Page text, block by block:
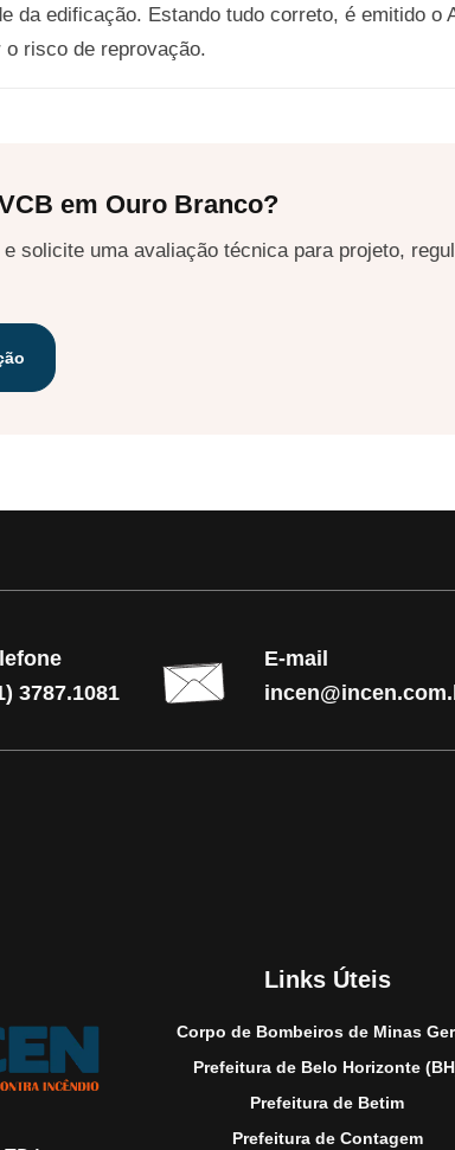
da edificação. Estando tudo correto, é emitido o
risco de reprovação.
em Ouro Branco?
solicite uma avaliação técnica para projeto,
3787.1081
E-mail
Links Úteis
Corpo de Bombeiros de Minas
Prefeitura de Belo Horizonte
Prefeitura de Betim
Prefeitura de Contagem